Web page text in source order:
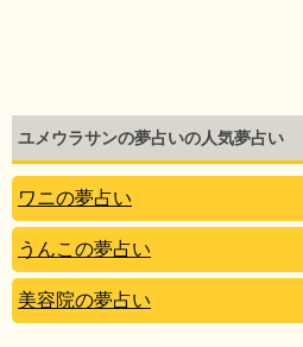
ユメウラサンの夢占いの人気夢占い
ワニの夢占い
うんこの夢占い
美容院の夢占い